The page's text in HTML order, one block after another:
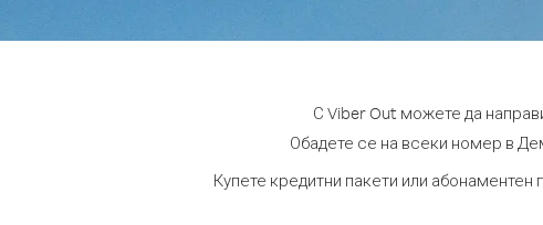
С Viber Out можете да
Обадете се на всеки номер в
Купете кредитни пакети или